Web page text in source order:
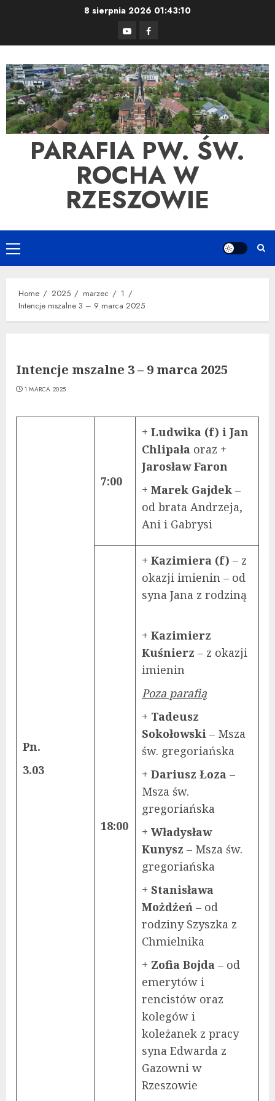
8 sierpnia 202601:43:11
YouTubeFacebook
PARAFIA PW. ŚW.
ROCHA W
RZESZOWIE
Primary
Menu
Home 2025 marzec
1
Intencje mszalne 3 – 9 marca 2025
Intencje mszalne 3 – 9 marca 2025
1 MARCA 2025
Pn.
3.03
7:00
+ Ludwika (f) i Jan
Chlipała oraz +
Jarosław Faron
+ Marek Gajdek –
od brata Andrzeja,
Ani i Gabrysi
18:00
+ Kazimiera (f) – z
okazji imienin – od
syna Jana z rodziną
+ Kazimierz
Kuśnierz – z okazji
imienin
Poza parafią
+ Tadeusz
Sokołowski – Msza
św. gregoriańska
+ Dariusz Łoza –
Msza św.
gregoriańska
+ Władysław
Kunysz – Msza św.
gregoriańska
+ Stanisława
Możdżeń – od
rodziny Szyszka z
Chmielnika
+ Zofia Bojda – od
emerytów i
rencistów oraz
kolegów i
koleżanek z pracy
syna Edwarda z
Gazowni w
Rzeszowie